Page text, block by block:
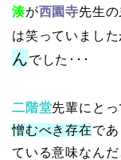
湊が西園寺先生の
は笑っていました
んでした･･･
二階堂先輩にと
憎むべき存在で
ている意味なんだ